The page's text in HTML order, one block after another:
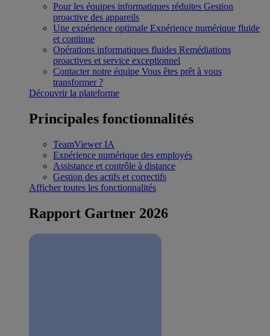
Pour les équipes informatiques réduites Gestion
proactive des appareils
Une expérience optimale Expérience numérique fluide
et continue
Opérations informatiques fluides Remédiations
proactives et service exceptionnel
Contacter notre équipe Vous êtes prêt à vous
transformer ?
Découvrir la plateforme
Principales fonctionnalités
TeamViewer IA
Expérience numérique des employés
Assistance et contrôle à distance
Gestion des actifs et correctifs
Afficher toutes les fonctionnalités
Rapport Gartner 2026